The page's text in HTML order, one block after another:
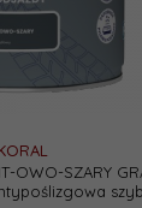
SZARY